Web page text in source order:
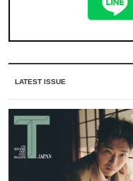
LATEST ISSUE